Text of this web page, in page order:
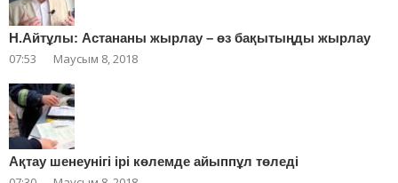
Н.Айтұлы: Астананы жырлау – өз бақытыңды жырлау
07:53 Маусым 8, 2018
Ақтау шенеунігі ірі көлемде айыппұл төледі